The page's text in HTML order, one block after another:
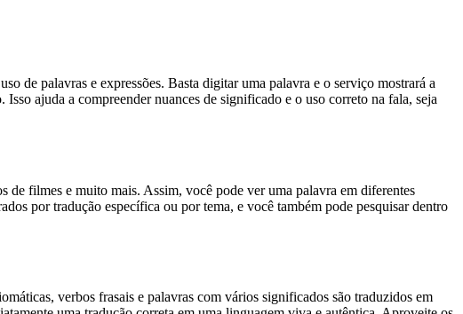
de palavras e expressões. Basta digitar uma palavra e o serviço mostrará a
ajuda a compreender nuances de significado e o uso correto na fala, seja
de filmes e muito mais. Assim, você pode ver uma palavra em diferentes
por tradução específica ou por tema, e você também pode pesquisar dentro
verbos frasais e palavras com vários significados são traduzidos em